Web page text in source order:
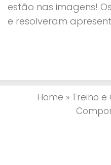
estão nas imagens!
e resolveram
Home » Treino